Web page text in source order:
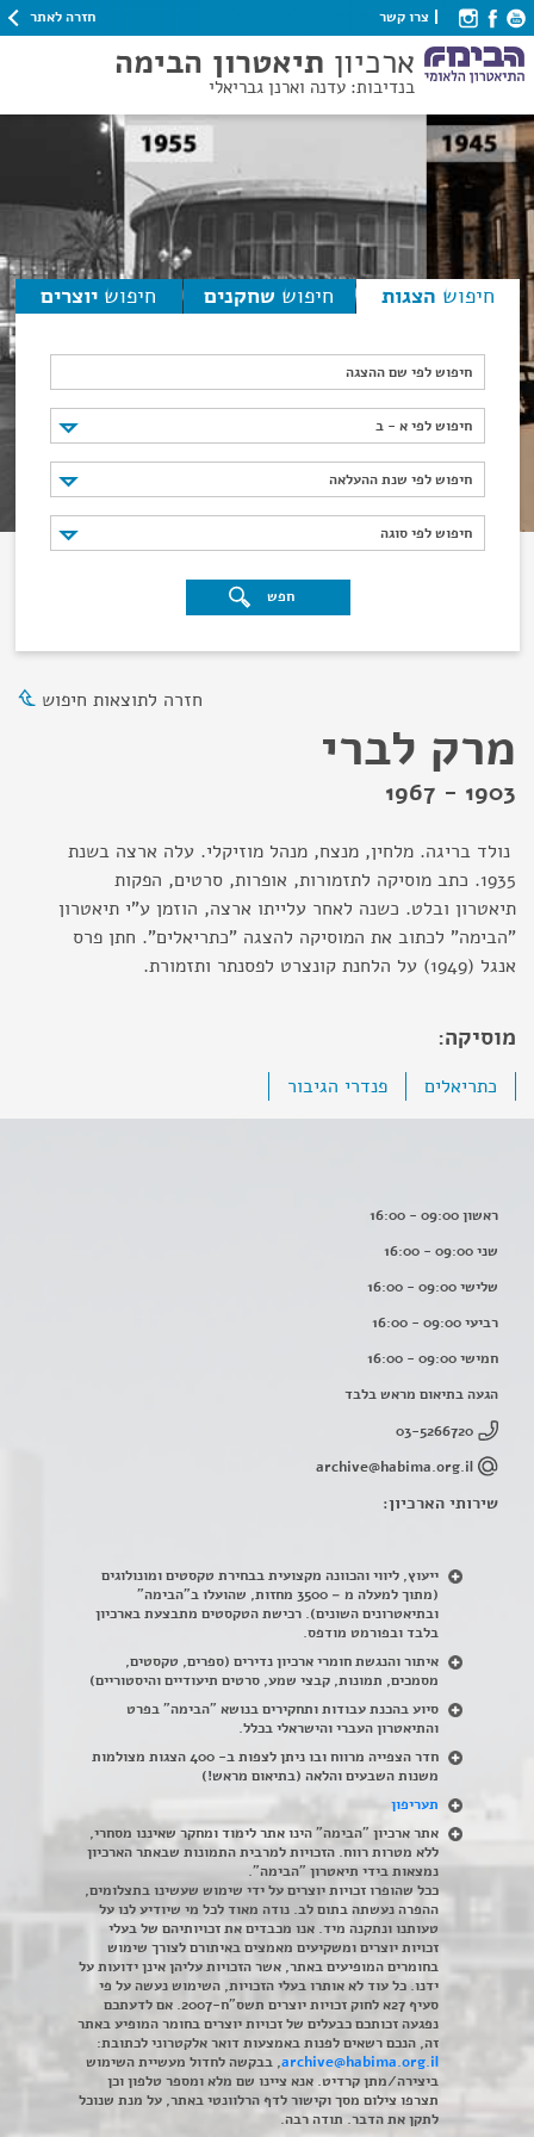
צרו קשר חזרה לאתר
ארכיון תיאטרון הבימה
בנדיבות: עדנה וארנן גבריאלי
חיפוש הצגות חיפוש שחקנים חיפוש יוצרים
חיפוש לפי שם ההצגה
חיפוש לפי א - ב
חיפוש לפי א - ב
חיפוש לפי שנת ההעלאה
חיפוש לפי שנת ההעלאה
חיפוש לפי סוגה
חיפוש לפי סוגה
חפש
חזרה לתוצאות חיפוש
מרק לברי
1903 - 1967
נולד בריגה. מלחין, מנצח, מנהל מוזיקלי. עלה ארצה בשנת
1935. כתב מוסיקה לתזמורות, אופרות, סרטים, הפקות
תיאטרון ובלט. כשנה לאחר עלייתו ארצה, הוזמן ע"י תיאטרון
"הבימה" לכתוב את המוסיקה להצגה "כתריאלים". חתן פרס
אנגל (1949) על הלחנת קונצרט לפסנתר ותזמורת.
מוסיקה:
כתריאלים פנדרי הגיבור
ראשון 09:00 - 16:00
שני 09:00 - 16:00
שלישי 09:00 - 16:00
רביעי 09:00 - 16:00
חמישי 09:00 - 16:00
הגעה בתיאום מראש בלבד
03-5266720
archive@habima.org.il
שירותי הארכיון:
ייעוץ, ליווי והכוונה מקצועית בבחירת טקסטים ומונולוגים
(מתוך למעלה מ – 3500 מחזות, שהועלו ב"הבימה"
ובתיאטרונים השונים). רכישת הטקסטים מתבצעת בארכיון
בלבד ובפורמט מודפס.
איתור והנגשת חומרי ארכיון נדירים (ספרים, טקסטים,
מסמכים, תמונות, קבצי שמע, סרטים תיעודיים והיסטוריים)
סיוע בהכנת עבודות ותחקירים בנושא "הבימה" בפרט
והתיאטרון העברי והישראלי בכלל.
חדר הצפייה מרווח ובו ניתן לצפות ב- 400 הצגות מצולמות
משנות השבעים והלאה (בתיאום מראש!)
תעריפון
אתר ארכיון "הבימה" הינו אתר לימוד ומחקר שאיננו מסחרי,
ללא מטרות רווח. הזכויות למרבית התמונות שבאתר הארכיון
נמצאות בידי תיאטרון "הבימה".
ככל שהופרו זכויות יוצרים על ידי שימוש שעשינו בתצלומים,
ההפרה נעשתה בתום לב. נודה מאוד לכל מי שיודיע לנו על
טעותנו ונתקנה מיד. אנו מכבדים את זכויותיהם של בעלי
זכויות יוצרים ומשקיעים מאמצים באיתורם לצורך שימוש
בחומרים המופיעים באתר, אשר הזכויות עליהן אינן ידועות על
ידנו. כל עוד לא אותרו בעלי הזכויות, השימוש נעשה על פי
סעיף 27א לחוק זכויות יוצרים תשס"ח-2007. אם לדעתכם
נפגעה זכותכם כבעלים של זכויות יוצרים בחומר המופיע באתר
זה, הנכם רשאים לפנות באמצעות דואר אלקטרוני לכתובת:
archive@habima.org.il, בבקשה לחדול מעשיית השימוש
ביצירה/מתן קרדיט. אנא ציינו שם מלא ומספר טלפון וכן
תצרפו צילום מסך וקישור לדף הרלוונטי באתר, על מנת שנוכל
לתקן את הדבר. תודה רבה.